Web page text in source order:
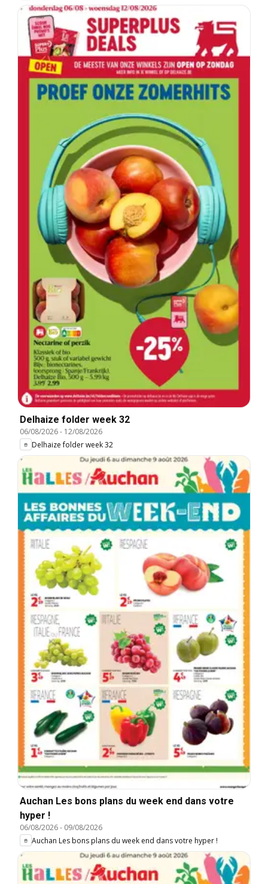
Delhaize folder week 32
06/08/2026- 12/08/2026
Delhaize folder week 32
Auchan Les bons plans du week end dans votre
hyper !
06/08/2026- 09/08/2026
Auchan Les bons plans du week end dans votre hyper !